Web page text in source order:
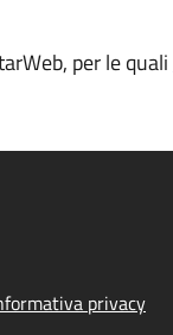
per le quali
privacy